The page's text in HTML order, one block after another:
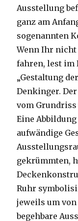
Ausstellung
ganz am
sogenannten
Wenn Ihr
fahren, lest im
„Gestaltung
Denkinger.
vom
Eine
aufwändige
gekrümmten,
Ruhr
jeweils um
begehbare